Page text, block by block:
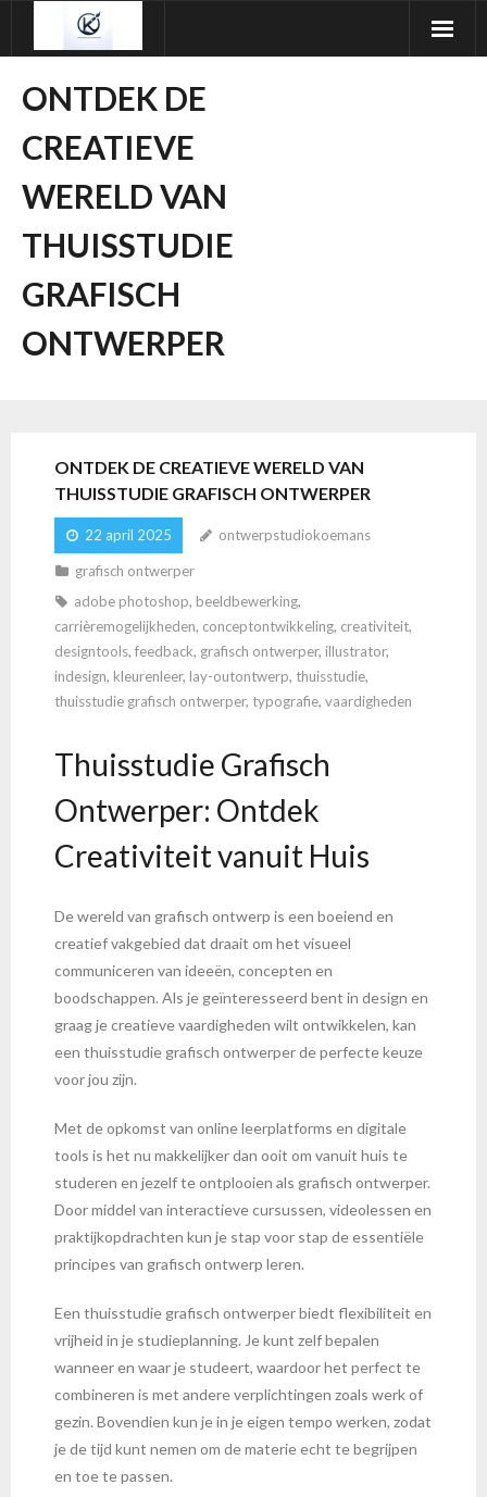
inhoudONTDEK DE
CREATIEVE
WERELD VAN
THUISSTUDIE
GRAFISCH
ONTWERPER
ONTDEK DE CREATIEVE WERELD VAN
THUISSTUDIE GRAFISCH ONTWERPER
22 april 2025 ontwerpstudiokoemans
grafisch ontwerper
adobe photoshop, beeldbewerking,
carrièremogelijkheden, conceptontwikkeling, creativiteit,
designtools, feedback, grafisch ontwerper, illustrator,
indesign, kleurenleer, lay-outontwerp, thuisstudie,
thuisstudie grafisch ontwerper, typografie, vaardigheden
Thuisstudie Grafisch
Ontwerper: Ontdek
Creativiteit vanuit Huis
De wereld van grafisch ontwerp is een boeiend en
creatief vakgebied dat draait om het visueel
communiceren van ideeën, concepten en
boodschappen. Als je geïnteresseerd bent in design en
graag je creatieve vaardigheden wilt ontwikkelen, kan
een thuisstudie grafisch ontwerper de perfecte keuze
voor jou zijn.
Met de opkomst van online leerplatforms en digitale
tools is het nu makkelijker dan ooit om vanuit huis te
studeren en jezelf te ontplooien als grafisch ontwerper.
Door middel van interactieve cursussen, videolessen en
praktijkopdrachten kun je stap voor stap de essentiële
principes van grafisch ontwerp leren.
Een thuisstudie grafisch ontwerper biedt flexibiliteit en
vrijheid in je studieplanning. Je kunt zelf bepalen
wanneer en waar je studeert, waardoor het perfect te
combineren is met andere verplichtingen zoals werk of
gezin. Bovendien kun je in je eigen tempo werken, zodat
je de tijd kunt nemen om de materie echt te begrijpen
en toe te passen.